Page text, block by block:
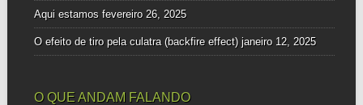
Aqui estamos fevereiro 26, 2025
O efeito de tiro pela culatra (backfire effect) janeiro 12, 2025
O QUE ANDAM FALANDO